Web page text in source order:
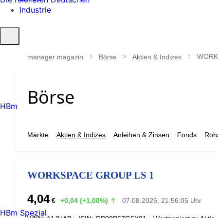
Industrie
öffnen
manager magazin Börse Aktien & Indizes
Märkte Aktien & Indizes Anleihen & Zinsen Fonds
WORKSPACE GROUP LS 1
4,04 € +0,04 (+1,00%) 07.08.2026, 21:56:05 Uhr
HBm
HBm Spezial